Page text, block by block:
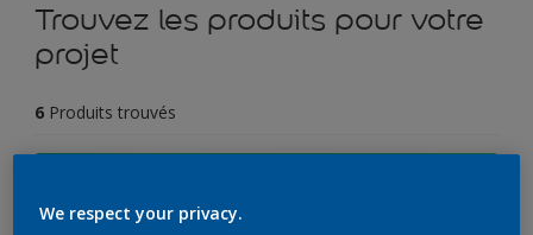
Trouvez les produits pour votre
projet
6 Produits trouvés
We respect your privacy.